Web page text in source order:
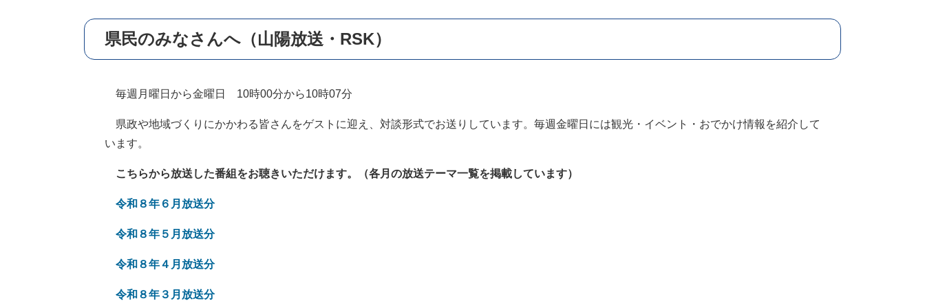
県民のみなさんへ（山陽放送・RSK）
毎週月曜日から金曜日 10時00分から10時07分
県政や地域づくりにかかわる皆さんをゲストに迎え、対談形式でお送りしています。毎週金曜日には観光・イベント・おでかけ情報を紹介して
います。
こちらから放送した番組をお聴きいただけます。（各月の放送テーマ一覧を掲載しています）
令和８年６月放送分
令和８年５月放送分
令和８年４月放送分
令和８年３月放送分